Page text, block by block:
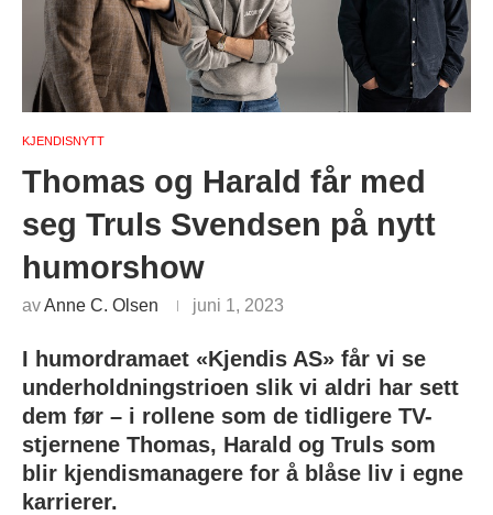
KJENDISNYTT
Thomas og Harald får med
seg Truls Svendsen på nytt
humorshow
avAnne C. Olsen juni 1, 2023
I humordramaet «Kjendis AS» får vi se
underholdningstrioen slik vi aldri har sett
dem før – i rollene som de tidligere TV-
stjernene Thomas, Harald og Truls som
blir kjendismanagere for å blåse liv i egne
karrierer.